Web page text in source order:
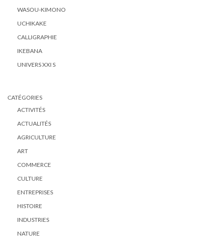
WASOU-KIMONO
UCHIKAKE
CALLIGRAPHIE
IKEBANA
UNIVERS XXI S
CATÉGORIES
ACTIVITÉS
ACTUALITÉS
AGRICULTURE
ART
COMMERCE
CULTURE
ENTREPRISES
HISTOIRE
INDUSTRIES
NATURE